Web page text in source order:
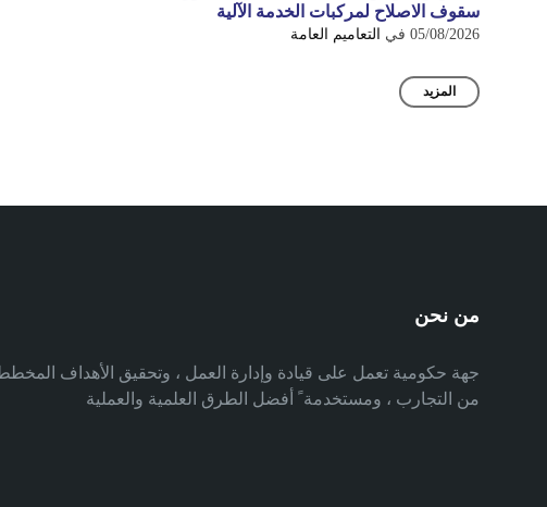
سقوف الاصلاح لمركبات الخدمة الآلية
05/08/2026 في التعاميم العامة
المزيد
من نحن
جهة حكومية تعمل على قيادة وإدارة العمل ، وتحقيق الأهداف
من التجارب ، ومستخدمة ً أفضل الطرق العلمية والعملية